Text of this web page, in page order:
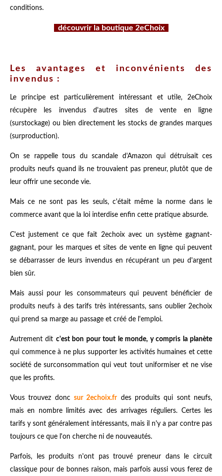
conditions.
découvrir la boutique 2eChoix
Les avantages et inconvénients des
invendus :
Le principe est particulièrement intéressant et utile, 2eChoix
récupère les invendus d'autres sites de vente en ligne
(surstockage) ou bien directement les stocks de grandes marques
(surproduction).
On se rappelle tous du scandale d'Amazon qui détruisait ces
produits neufs quand ils ne trouvaient pas preneur, plutôt que de
leur offrir une seconde vie.
Mais ce ne sont pas les seuls, c'était même la norme dans le
commerce avant que la loi interdise enfin cette pratique absurde.
C'est justement ce que fait 2echoix avec un système gagnant-
gagnant, pour les marques et sites de vente en ligne qui peuvent
se débarrasser de leurs invendus en récupérant un peu d'argent
bien sûr.
Mais aussi pour les consommateurs qui peuvent bénéficier de
produits neufs à des tarifs très intéressants, sans oublier 2echoix
qui prend sa marge au passage et créé de l'emploi.
Autrement dit c'est bon pour tout le monde, y compris la planète
qui commence à ne plus supporter les activités humaines et cette
société de surconsommation qui veut tout uniformiser et ne vise
que les profits.
Vous trouvez donc sur 2echoix.frdes produits qui sont neufs,
mais en nombre limités avec des arrivages réguliers. Certes les
tarifs y sont généralement intéressants, mais il n'y a par contre pas
toujours ce que l'on cherche ni de nouveautés.
Parfois, les produits n'ont pas trouvé preneur dans le circuit
classique pour de bonnes raison, mais parfois aussi vous ferez de